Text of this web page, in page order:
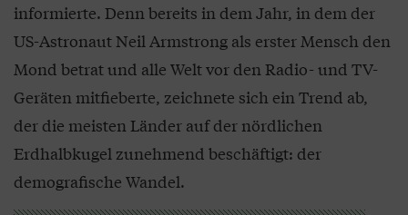
informierte. Denn bereits in dem Jahr, in dem der
US-Astronaut Neil Armstrong als erster Mensch den
Mond betrat und alle Welt vor den Radio- und TV-
Geräten mitfieberte, zeichnete sich ein Trend ab,
der die meisten Länder auf der nördlichen
Erdhalbkugel zunehmend beschäftigt: der
demografische Wandel.